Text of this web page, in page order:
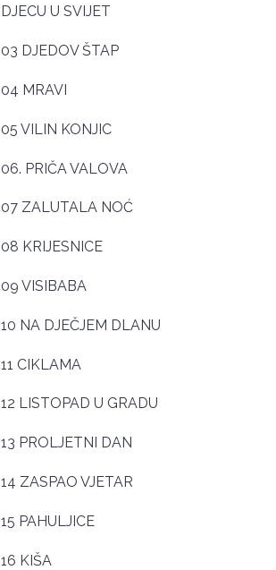
DJECU U SVIJET
03 DJEDOV ŠTAP
04 MRAVI
05 VILIN KONJIC
06. PRIČA VALOVA
07 ZALUTALA NOĆ
08 KRIJESNICE
09 VISIBABA
10 NA DJEČJEM DLANU
11 CIKLAMA
12 LISTOPAD U GRADU
13 PROLJETNI DAN
14 ZASPAO VJETAR
15 PAHULJICE
16 KIŠA